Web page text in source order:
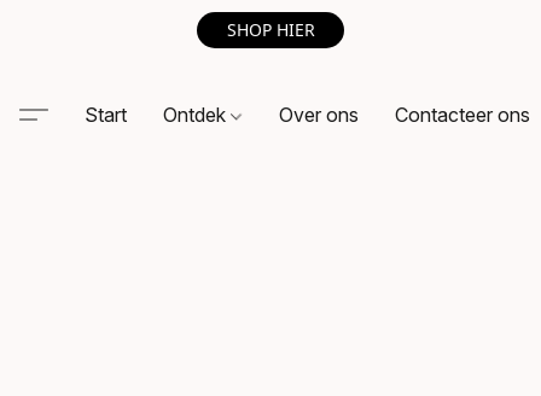
SHOP HIER
Start Ontdek Over ons Contacteer ons